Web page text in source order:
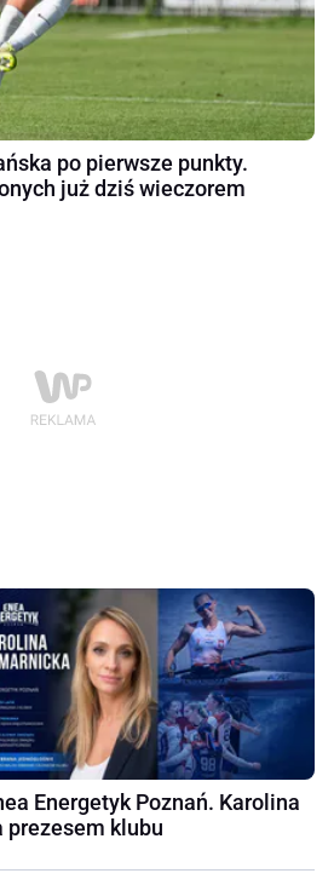
po pierwsze punkty.
już dziś wieczorem
Energetyk Poznań. Karolina
prezesem klubu